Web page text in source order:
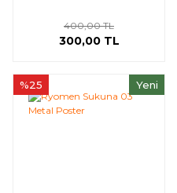
400,00 TL
300,00 TL
Yeni
%25